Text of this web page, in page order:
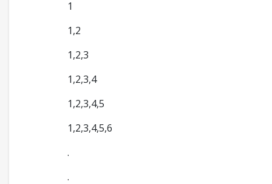
1
1,2
1,2,3
1,2,3,4
1,2,3,4,5
1,2,3,4,5,6
.
.